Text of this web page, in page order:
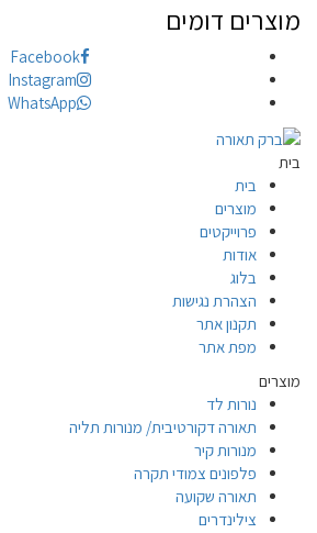
מוצרים דומים
Facebook
Instagram
WhatsApp
בית
בית
מוצרים
פרוייקטים
אודות
בלוג
הצהרת נגישות
תקנון אתר
מפת אתר
מוצרים
נורות לד
תאורה דקורטיבית/ מנורות תליה
מנורות קיר
פלפונים צמודי תקרה
תאורה שקועה
צילינדרים